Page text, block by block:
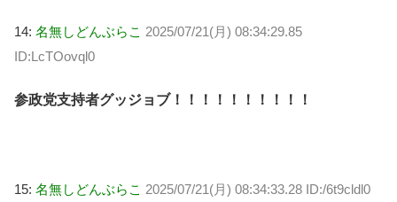
14: 名無しどんぶらこ 2025/07/21(月) 08:34:29.85
ID:LcTOovql0
参政党支持者グッジョブ！！！！！！！！！！
15: 名無しどんぶらこ 2025/07/21(月) 08:34:33.28 ID:/6t9cldl0